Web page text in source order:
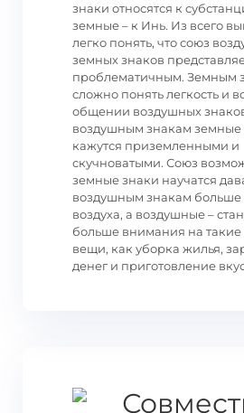
знаки относятся к
земные – к Инь. Из всего
легко понять, что союз
земных знаков
проблематичным. Земным
сложно понять легкость и
общении воздушных
воздушным знакам земные
кажутся приземленными и
скучноватыми. Союз
земные знаки научатся
воздушным знакам больше
воздуха, а воздушные –
больше внимания на такие
вещи, как уборка жилья,
денег и приготовление